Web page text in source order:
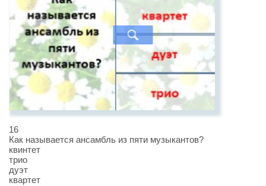
16
Как называется ансамбль из пяти музыкантов?
квинтет
трио
дуэт
квартет